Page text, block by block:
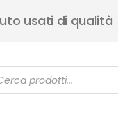
usati di qualità